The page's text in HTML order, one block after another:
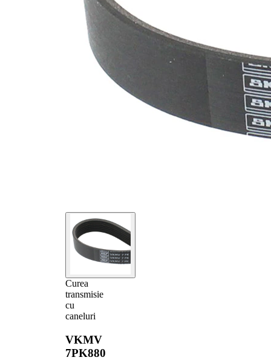
Curea
transmisie
cu
caneluri
VKMV
7PK880
Material
curea
(etilen
propilen